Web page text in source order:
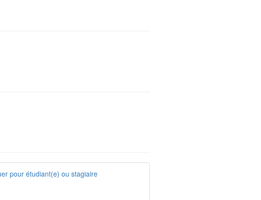
pour étudiant(e) ou stagiaire